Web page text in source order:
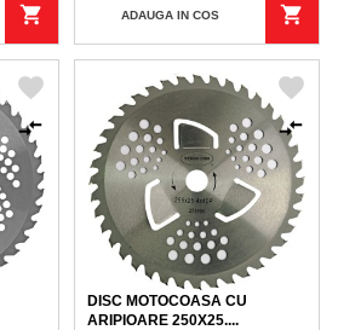
ADAUGA IN COS
DISC MOTOCOASA CU
ARIPIOARE 250X25....